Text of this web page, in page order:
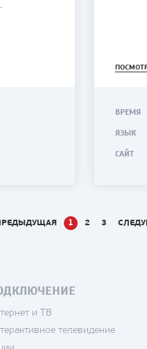
ВРЕМЯ
ЯЗЫК
САЙТ
1 2 3
и ТВ
телевидение